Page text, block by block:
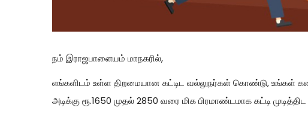
நம் இராஜபாளையம் மாநகரில்,
எங்களிடம் உள்ள திறமையான கட்டிட வல்லுநர்கள் கொண்டு, உங்கள்
அடிக்கு ரூ.1650 முதல் 2850 வரை மிக பிரமாண்டமாக கட்டி